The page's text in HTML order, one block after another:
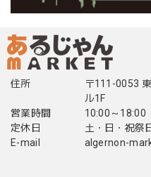
住所
〒111-0053
ル1F
営業時間
10:00～18:00
定休日
土・日・祝祭
E-mail
algernon-